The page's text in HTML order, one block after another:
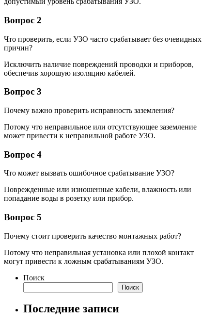
Вопрос 2
Что проверить, если УЗО часто срабатывает без очевидных
причин?
Исключить наличие повреждений проводки и приборов,
обеспечив хорошую изоляцию кабелей.
Вопрос 3
Почему важно проверить исправность заземления?
Потому что неправильное или отсутствующее заземление
может привести к неправильной работе УЗО.
Вопрос 4
Что может вызвать ошибочное срабатывание УЗО?
Поврежденные или изношенные кабели, влажность или
попадание воды в розетку или прибор.
Вопрос 5
Почему стоит проверить качество монтажных работ?
Потому что неправильная установка или плохой контакт
могут привести к ложным срабатываниям УЗО.
Поиск
Поиск
Последние записи